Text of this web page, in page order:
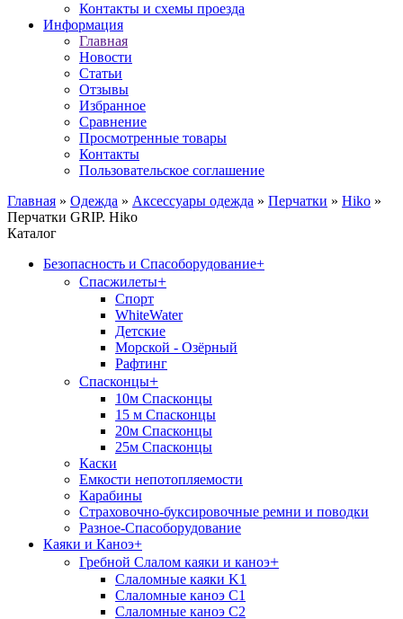
Контакты и схемы проезда
Информация
Главная
Новости
Статьи
Отзывы
Избранное
Сравнение
Просмотренные товары
Контакты
Пользовательское соглашение
Главная » Одежда » Аксессуары одежда » Перчатки » Hiko »
Перчатки GRIP. Hiko
Каталог
Безопасность и Спасоборудование+
Спасжилеты+
Спорт
WhiteWater
Детские
Морской - Озёрный
Рафтинг
Спасконцы+
10м Спасконцы
15 м Спасконцы
20м Спасконцы
25м Спасконцы
Каски
Емкости непотопляемости
Карабины
Страховочно-буксировочные ремни и поводки
Разное-Спасоборудование
Каяки и Каноэ+
Гребной Слалом каяки и каноэ+
Слаломные каяки K1
Слаломные каноэ С1
Слаломные каноэ С2